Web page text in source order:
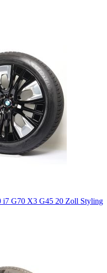
i7 G70 X3 G45 20 Zoll Styling